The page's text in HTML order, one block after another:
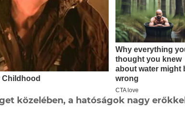
közelében, a hatóságok nagy erőkkel